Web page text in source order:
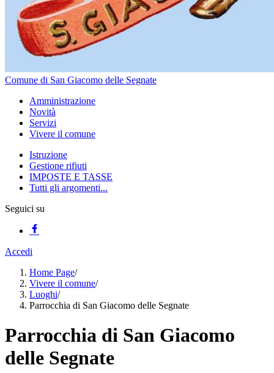
Comune di San Giacomo delle Segnate
Amministrazione
Novità
Servizi
Vivere il comune
Istruzione
Gestione rifiuti
IMPOSTE E TASSE
Tutti gli argomenti...
Seguici su
Accedi
Home Page/
Vivere il comune/
Luoghi/
Parrocchia di San Giacomo delle Segnate
Parrocchia di San Giacomo
delle Segnate